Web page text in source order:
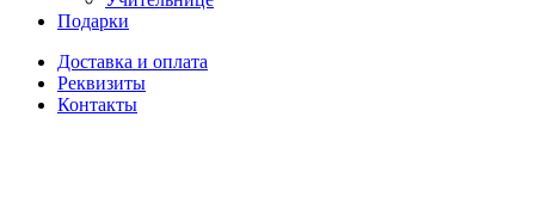
Подарки
Доставка и оплата
Реквизиты
Контакты